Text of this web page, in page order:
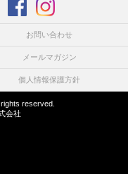
お問い合わせ
メールマガジン
個人情報保護方針
reserved.
会社